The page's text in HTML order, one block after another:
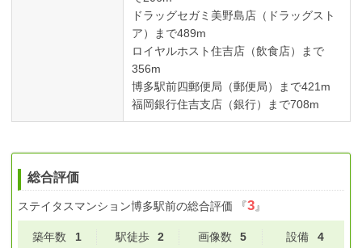
ドラッグセガミ美野島店（ドラッグスト
ア）まで489m
ロイヤルホスト住吉店（飲食店）まで
356m
博多駅前四郵便局（郵便局）まで421m
福岡銀行住吉支店（銀行）まで708m
総合評価
ステイタスマンション博多駅前の総合評価 『3』
築年数 1 駅徒歩 2 画像数 5 設備 4